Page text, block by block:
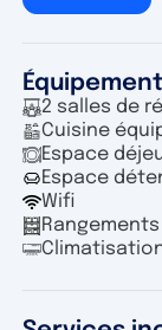
2 salles de
Cuisine
Espace
Espace
Wifi
Rangements